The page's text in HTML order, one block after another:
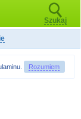
Szukaj
Rozumiem